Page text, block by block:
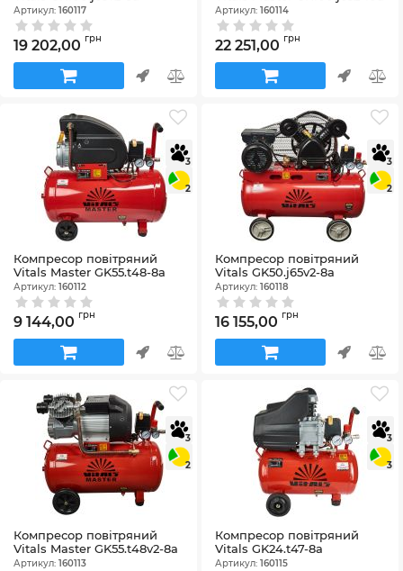
Артикул: 160117
19 202,00 грн
Артикул: 160114
22 251,00 грн
3
2
Компресор повітряний
Vitals Master GK55.t48-8a
Артикул: 160112
9 144,00 грн
3
2
Компресор повітряний
Vitals GK50.j65v2-8a
Артикул: 160118
16 155,00 грн
3
2
Компресор повітряний
Vitals Master GK55.t48v2-8a
Артикул: 160113
3
3
Компресор повітряний
Vitals GK24.t47-8a
Артикул: 160115